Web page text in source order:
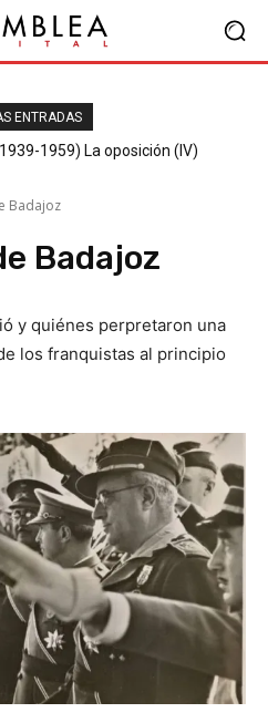
ENTRADAS
1959) La oposición (IV)
Badajoz
Badajoz
y quiénes perpretaron una
los franquistas al principio